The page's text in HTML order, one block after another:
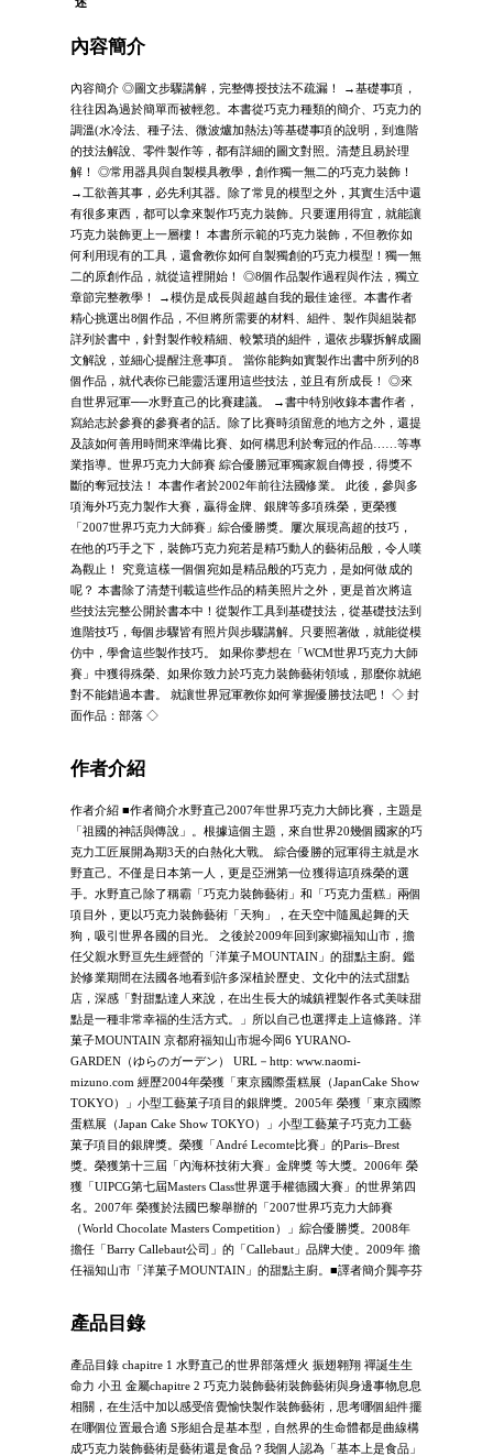
內容簡介
內容簡介 ◎圖文步驟講解，完整傳授技法不疏漏！ →基礎事項，
往往因為過於簡單而被輕忽。本書從巧克力種類的簡介、巧克力的
調溫(水冷法、種子法、微波爐加熱法)等基礎事項的說明，到進階
的技法解說、零件製作等，都有詳細的圖文對照。清楚且易於理
解！ ◎常用器具與自製模具教學，創作獨一無二的巧克力裝飾！
→工欲善其事，必先利其器。除了常見的模型之外，其實生活中還
有很多東西，都可以拿來製作巧克力裝飾。只要運用得宜，就能讓
巧克力裝飾更上一層樓！ 本書所示範的巧克力裝飾，不但教你如
何利用現有的工具，還會教你如何自製獨創的巧克力模型！獨一無
二的原創作品，就從這裡開始！ ◎8個作品製作過程與作法，獨立
章節完整教學！ →模仿是成長與超越自我的最佳途徑。本書作者
精心挑選出8個作品，不但將所需要的材料、組件、製作與組裝都
詳列於書中，針對製作較精細、較繁瑣的組件，還依步驟拆解成圖
文解說，並細心提醒注意事項。 當你能夠如實製作出書中所列的8
個作品，就代表你已能靈活運用這些技法，並且有所成長！ ◎來
自世界冠軍──水野直己的比賽建議。 →書中特別收錄本書作者，
寫給志於參賽的參賽者的話。除了比賽時須留意的地方之外，還提
及該如何善用時間來準備比賽、如何構思利於奪冠的作品……等專
業指導。世界巧克力大師賽 綜合優勝冠軍獨家親自傳授，得獎不
斷的奪冠技法！ 本書作者於2002年前往法國修業。 此後，參與多
項海外巧克力製作大賽，贏得金牌、銀牌等多項殊榮，更榮獲
「2007世界巧克力大師賽」綜合優勝獎。屢次展現高超的技巧，
在他的巧手之下，裝飾巧克力宛若是精巧動人的藝術品般，令人嘆
為觀止！ 究竟這樣一個個宛如是精品般的巧克力，是如何做成的
呢？ 本書除了清楚刊載這些作品的精美照片之外，更是首次將這
些技法完整公開於書本中！從製作工具到基礎技法，從基礎技法到
進階技巧，每個步驟皆有照片與步驟講解。只要照著做，就能從模
仿中，學會這些製作技巧。 如果你夢想在「WCM世界巧克力大師
賽」中獲得殊榮、如果你致力於巧克力裝飾藝術領域，那麼你就絕
對不能錯過本書。 就讓世界冠軍教你如何掌握優勝技法吧！ ◇ 封
面作品：部落 ◇
作者介紹
作者介紹 ■作者簡介水野直己2007年世界巧克力大師比賽，主題是
「祖國的神話與傳說」。根據這個主題，來自世界20幾個國家的巧
克力工匠展開為期3天的白熱化大戰。 綜合優勝的冠軍得主就是水
野直己。不僅是日本第一人，更是亞洲第一位獲得這項殊榮的選
手。水野直己除了稱霸「巧克力裝飾藝術」和「巧克力蛋糕」兩個
項目外，更以巧克力裝飾藝術「天狗」，在天空中隨風起舞的天
狗，吸引世界各國的目光。 之後於2009年回到家鄉福知山市，擔
任父親水野亘先生經營的「洋菓子MOUNTAIN」的甜點主廚。鑑
於修業期間在法國各地看到許多深植於歷史、文化中的法式甜點
店，深感「對甜點達人來說，在出生長大的城鎮裡製作各式美味甜
點是一種非常幸福的生活方式。」所以自己也選擇走上這條路。洋
菓子MOUNTAIN 京都府福知山市堀今岡6 YURANO-
GARDEN（ゆらのガーデン） URL－http: www.naomi-
mizuno.com 經歷2004年榮獲「東京國際蛋糕展（JapanCake Show
TOKYO）」小型工藝菓子項目的銀牌獎。2005年 榮獲「東京國際
蛋糕展（Japan Cake Show TOKYO）」小型工藝菓子巧克力工藝
菓子項目的銀牌獎。榮獲「André Lecomte比賽」的Paris–Brest
獎。榮獲第十三屆「內海杯技術大賽」金牌獎 等大獎。2006年 榮
獲「UIPCG第七屆Masters Class世界選手權德國大賽」的世界第四
名。2007年 榮獲於法國巴黎舉辦的「2007世界巧克力大師賽
（World Chocolate Masters Competition）」綜合優勝獎。2008年
擔任「Barry Callebaut公司」的「Callebaut」品牌大使。2009年 擔
任福知山市「洋菓子MOUNTAIN」的甜點主廚。■譯者簡介龔亭芬
產品目錄
產品目錄 chapitre 1 水野直己的世界部落煙火 振翅翱翔 禪誕生生
命力 小丑 金屬chapitre 2 巧克力裝飾藝術裝飾藝術與身邊事物息息
相關，在生活中加以感受倍覺愉快製作裝飾藝術，思考哪個組件擺
在哪個位置最合適 S形組合是基本型，自然界的生命體都是曲線構
成巧克力裝飾藝術是藝術還是食品？我個人認為「基本上是食品」